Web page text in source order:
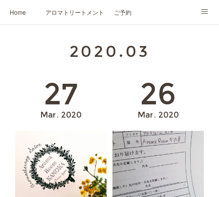
Home アロマトリートメント ご予約
2020 . 03
27
Mar 2020
26
Mar 2020